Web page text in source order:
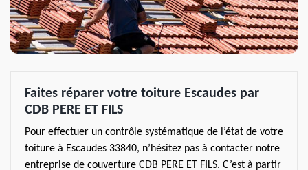
Faites réparer votre toiture Escaudes par
CDB PERE ET FILS
Pour effectuer un contrôle systématique de l’état de votre
toiture à Escaudes 33840, n’hésitez pas à contacter notre
entreprise de couverture CDB PERE ET FILS. C’est à partir